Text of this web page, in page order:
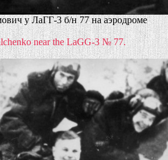
у ЛаГГ-3 б/н 77 на аэродроме
near the LaGG-3 № 77.